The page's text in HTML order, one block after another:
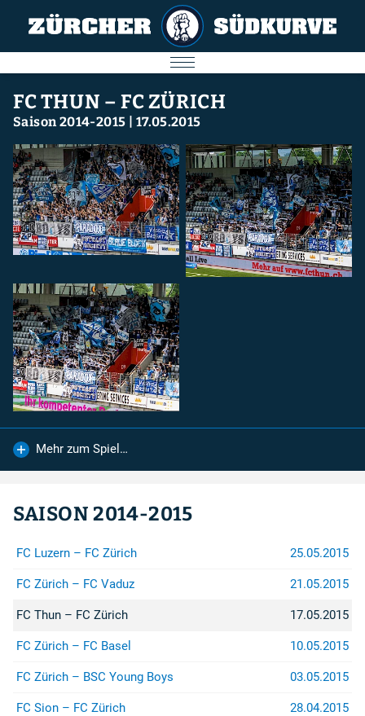
AKTUELL
SPIELE
SÜDKURVE
FC ZÜRICH
IMPRESSUM
Nächstes Spiel
09.08.2026
Für Spenden auf das Konto:
...sind wir sehr dankbar.
FC THUN – FC ZÜRICH
Saison 2014-2015 17.05.2015
Mehr zum Spiel…
SAISON 2014-2015
FC Luzern – FC Zürich 25.05.2015
FC Zürich – FC Vaduz 21.05.2015
FC Thun – FC Zürich 17.05.2015
FC Zürich – FC Basel 10.05.2015
FC Zürich – BSC Young Boys 03.05.2015
FC Sion – FC Zürich 28.04.2015